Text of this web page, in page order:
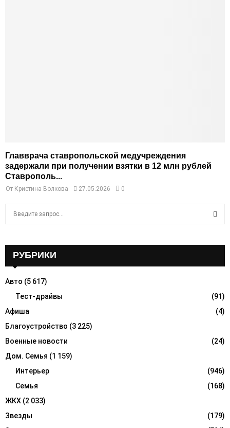
Главврача ставропольской медучреждения
задержали при получении взятки в 12 млн рублей
Ставрополь...
От Кристина Волкова 27.05.2026 0
o
R
C
H
РУБРИКИ
Авто (5 617)
Тест-драйвы
(91)
Афиша
(4)
Благоустройство (3 225)
Военные новости
(24)
Дом. Семья (1 159)
Интерьер
(946)
Семья
(168)
ЖКХ (2 033)
Звезды
(179)